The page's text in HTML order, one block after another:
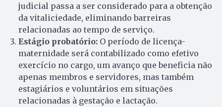
judicial passa a ser considerado para a obtenção
da vitaliciedade, eliminando barreiras
relacionadas ao tempo de serviço.
Estágio probatório: O período de licença-
maternidade será contabilizado como efetivo
exercício no cargo, um avanço que beneficia não
apenas membros e servidores, mas também
estagiários e voluntários em situações
relacionadas à gestação e lactação.